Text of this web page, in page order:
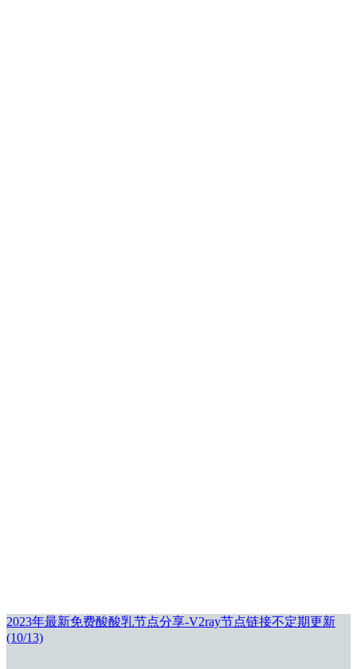
2023年最新免费酸酸乳节点分享-V2ray节点链接不定期更新
(10/13)